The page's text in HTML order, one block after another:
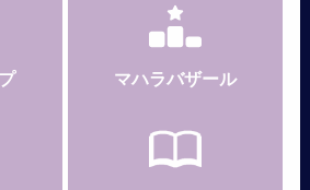
マハラバザール